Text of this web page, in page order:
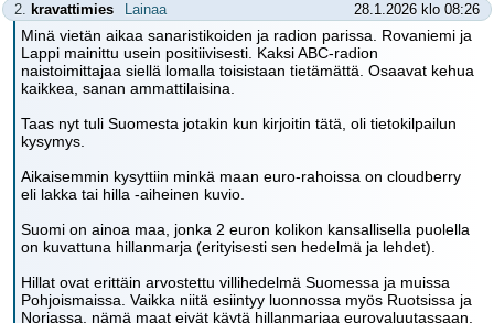
2. kravattimies Lainaa 28.1.2026 klo 08:26
Minä vietän aikaa sanaristikoiden ja radion parissa. Rovaniemi ja
Lappi mainittu usein positiivisesti. Kaksi ABC-radion
naistoimittajaa siellä lomalla toisistaan tietämättä. Osaavat kehua
kaikkea, sanan ammattilaisina.
Taas nyt tuli Suomesta jotakin kun kirjoitin tätä, oli tietokilpailun
kysymys.
Aikaisemmin kysyttiin minkä maan euro-rahoissa on cloudberry
eli lakka tai hilla -aiheinen kuvio.
Suomi on ainoa maa, jonka 2 euron kolikon kansallisella puolella
on kuvattuna hillanmarja (erityisesti sen hedelmä ja lehdet).
Hillat ovat erittäin arvostettu villihedelmä Suomessa ja muissa
Pohjoismaissa. Vaikka niitä esiintyy luonnossa myös Ruotsissa ja
Norjassa, nämä maat eivät käytä hillanmarjaa eurovaluutassaan.